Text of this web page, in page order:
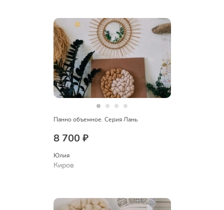
Панно объемное. Серия Лань
8 700 ₽
Юлия
Киров